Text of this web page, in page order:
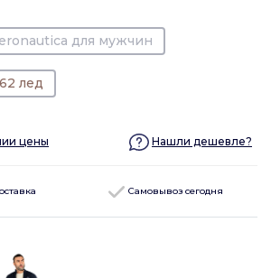
для мужчин
лед
цены Нашли дешевле?
Самовывоз сегодня